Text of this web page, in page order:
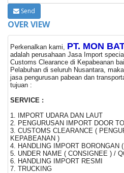
Send
OVER VIEW
Perkenalkan kami, PT. MON
adalah perusahaan Jasa Import
Customs Clearance di Kepabeanan
Pelabuhan di seluruh Nusantara,
jasa pengurusan pabean dan
tujuan :
SERVICE :
1. IMPORT UDARA DAN LAUT
2. PENGURUSAN IMPORT DOOR
3. CUSTOMS CLEARANCE (
KEPABEANAN )
4. HANDLING IMPORT BORONGAN
5. UNDER NAME ( CONSIGNEE ) /
6. HANDLING IMPORT RESMI
7. TRUCKING